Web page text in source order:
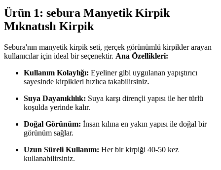
Ürün 1: sebura Manyetik Kirpik
Mıknatıslı Kirpik
Sebura'nın manyetik kirpik seti, gerçek görünümlü kirpikler arayan
kullanıcılar için ideal bir seçenektir. Ana Özellikleri:
Kullanım Kolaylığı: Eyeliner gibi uygulanan yapıştırıcı
sayesinde kirpikleri hızlıca takabilirsiniz.
Suya Dayanıklılık: Suya karşı dirençli yapısı ile her türlü
koşulda yerinde kalır.
Doğal Görünüm: İnsan kılına en yakın yapısı ile doğal bir
görünüm sağlar.
Uzun Süreli Kullanım: Her bir kirpiği 40-50 kez
kullanabilirsiniz.